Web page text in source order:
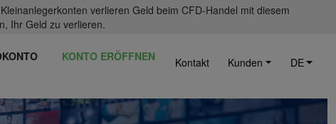
verlieren Geld beim CFD-Handel mit diesem
Ihr Geld zu verlieren.
KONTO ERÖFFNEN Kontakt Kunden DE